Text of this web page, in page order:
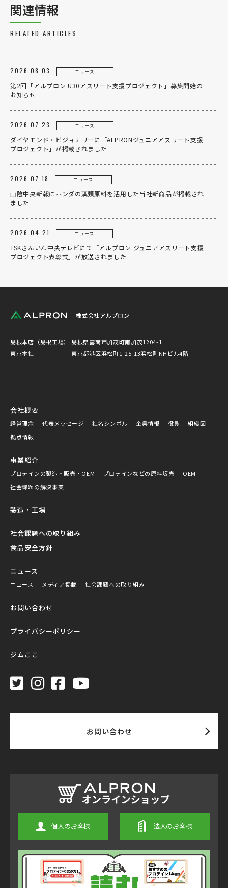
製造・工場
社会課題への取り組み
リクルート
法人のお客様
OEM
お問い合わせ
個人のお客様
関連情報
RELATED ARTICLES
2026.08.03 ニュース
第2回「アルプロン U30アスリート支援プロジェクト」募集開始の
お知らせ
2026.07.23 ニュース
ダイヤモンド・ビジョナリーに「ALPRONジュニアアスリート支援
プロジェクト」が掲載されました
2026.07.18 ニュース
山陰中央新報にホンダの藻類原料を活用した当社新商品が掲載され
ました
2026.04.21 ニュース
TSKさんいん中央テレビにて「アルプロン ジュニアアスリート支援
プロジェクト表彰式」が放送されました
株式会社アルプロン
島根本店（島根工場）
島根県雲南市加茂町南加茂1204-1
東京本社
東京都港区浜松町1-25-13浜松町NHビル4階
会社概要
経営理念 代表メッセージ 社名シンボル 企業情報 役員
組織図
拠点情報
事業紹介
プロテインの製造・販売・OEM プロテインなどの原料販売
OEM
社会課題の解決事業
製造・工場
社会課題への取り組み
食品安全方針
ニュース
ニュース メディア掲載 社会課題への取り組み
お問い合わせ
プライバシーポリシー
ジムここ
お問い合わせ
個人のお客様 法人のお客様